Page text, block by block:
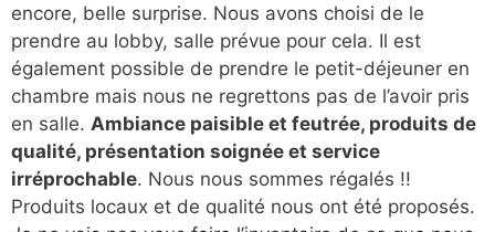
encore, belle surprise. Nous avons choisi de le
prendre au lobby, salle prévue pour cela. Il est
également possible de prendre le petit-déjeuner en
chambre mais nous ne regrettons pas de l’avoir pris
en salle. Ambiance paisible et feutrée, produits de
qualité, présentation soignée et service
irréprochable. Nous nous sommes régalés !!
Produits locaux et de qualité nous ont été proposés.